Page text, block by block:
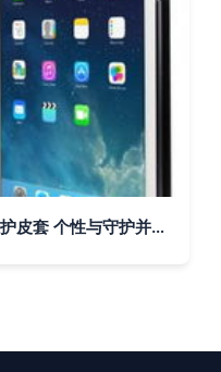
爱贝尔iPad Air变形金刚保护皮套 个性与守护并存的最佳伙伴